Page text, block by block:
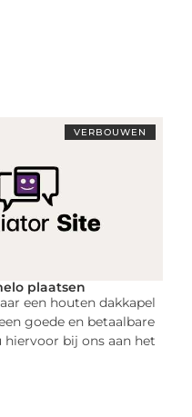
VERBOUWEN
plaatsen
een houten dakkapel
goede en betaalbare
hiervoor bij ons aan het